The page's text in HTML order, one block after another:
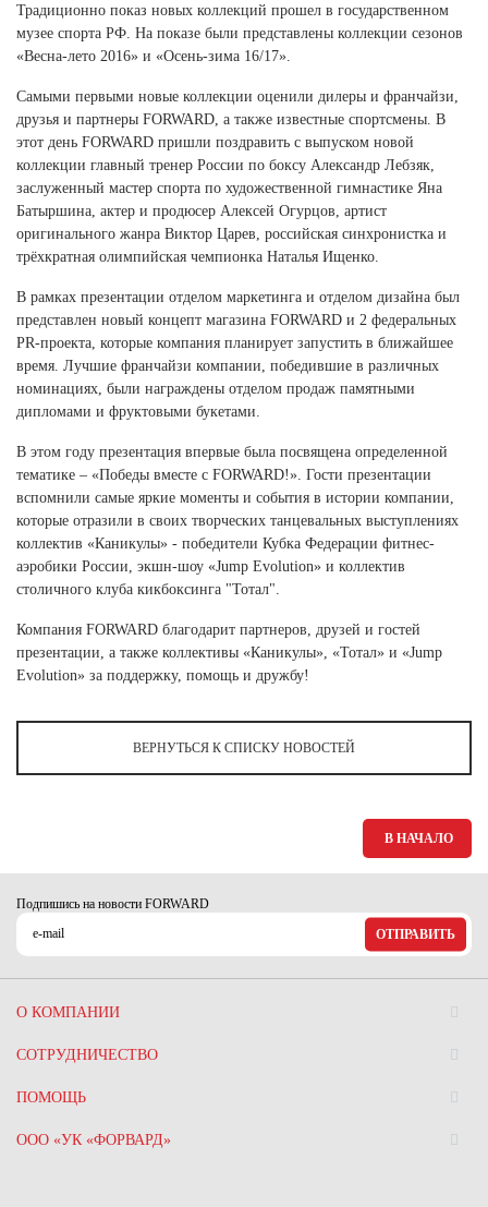
Свердловская область (5)
Северная Осетия (2)
Смоленская область (1)
Томская область (1)
Тульская область (1)
Тюменская область (3)
Хакасия (1)
Ханты-Мансийский автономный округ (3)
Ямало-Ненецкий автономный округ (1)
Ярославская область (1)
Традиционно показ новых коллекций прошел в государственном
музее спорта РФ. На показе были представлены коллекции сезонов
«Весна-лето 2016» и «Осень-зима 16/17».
Самыми первыми новые коллекции оценили дилеры и франчайзи,
друзья и партнеры FORWARD, а также известные спортсмены. В
этот день FORWARD пришли поздравить с выпуском новой
коллекции главный тренер России по боксу Александр Лебзяк,
заслуженный мастер спорта по художественной гимнастике Яна
Батыршина, актер и продюсер Алексей Огурцов, артист
оригинального жанра Виктор Царев, российская синхронистка и
трёхкратная олимпийская чемпионка Наталья Ищенко.
В рамках презентации отделом маркетинга и отделом дизайна был
представлен новый концепт магазина FORWARD и 2 федеральных
PR-проекта, которые компания планирует запустить в ближайшее
время. Лучшие франчайзи компании, победившие в различных
номинациях, были награждены отделом продаж памятными
дипломами и фруктовыми букетами.
В этом году презентация впервые была посвящена определенной
тематике – «Победы вместе с FORWARD!». Гости презентации
вспомнили самые яркие моменты и события в истории компании,
которые отразили в своих творческих танцевальных выступлениях
коллектив «Каникулы» - победители Кубка Федерации фитнес-
аэробики России, экшн-шоу «Jump Evolution» и коллектив
столичного клуба кикбоксинга "Тотал".
Компания FORWARD благодарит партнеров, друзей и гостей
презентации, а также коллективы «Каникулы», «Тотал» и «Jump
Evolution» за поддержку, помощь и дружбу!
ВЕРНУТЬСЯ К СПИСКУ НОВОСТЕЙ
В НАЧАЛО
Подпишись на новости FORWARD
ОТПРАВИТЬ
О КОМПАНИИ
СОТРУДНИЧЕСТВО
ПОМОЩЬ
ООО «УК «ФОРВАРД»